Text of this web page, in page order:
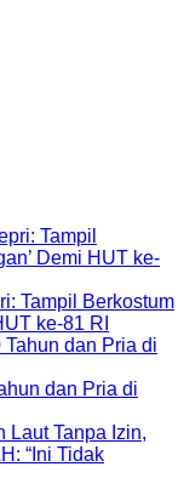
Tampil Berkostum
ke-81 RI
dan Pria di